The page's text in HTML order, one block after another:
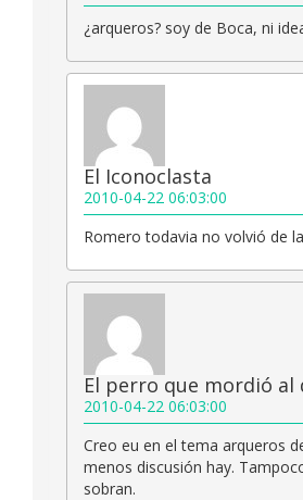
¿arqueros? soy de Boca, ni
El Iconoclasta
2010-04-22 06:03:00
Romero todavia no volvió de
El perro que mordió al
2010-04-22 06:03:00
Creo eu en el tema arqueros
menos discusión hay.
sobran.